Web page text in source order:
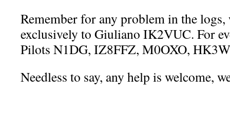
Remember for any problem in the
exclusively to Giuliano IK2VUC. For
Pilots N1DG, IZ8FFZ, M0OXO,
Needless to say, any help is welcome,